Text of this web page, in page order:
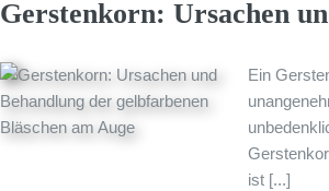
Gerstenkorn: Ursachen
Ein
ist [...]